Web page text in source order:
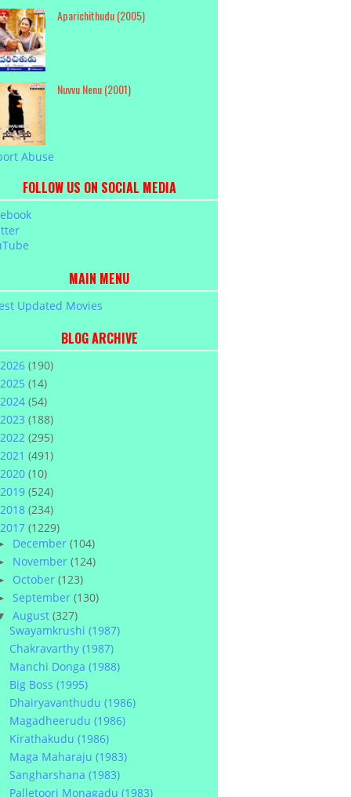
Aparichithudu (2005)
Nuvvu Nenu (2001)
Abuse
FOLLOW US ON SOCIAL MEDIA
MAIN MENU
Updated Movies
BLOG ARCHIVE
2026 (190)
2025 (14)
2024 (54)
2023 (188)
2022 (295)
2021 (491)
2020 (10)
2019 (524)
2018 (234)
2017 (1229)
December(104)
November(124)
October(123)
September(130)
August(327)
Swayamkrushi (1987)
Chakravarthy (1987)
Manchi Donga (1988)
Big Boss (1995)
Dhairyavanthudu (1986)
Magadheerudu (1986)
Kirathakudu (1986)
Maga Maharaju (1983)
Sangharshana (1983)
Palletoori Monagadu (1983)